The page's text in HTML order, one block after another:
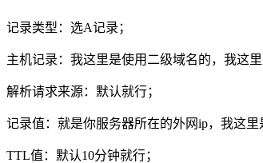
记录类型：选A记录；
主机记录：我这里是使用二级域名的，我这
解析请求来源：默认就行；
记录值：就是你服务器所在的外网ip，我这里
TTL值：默认10分钟就行；